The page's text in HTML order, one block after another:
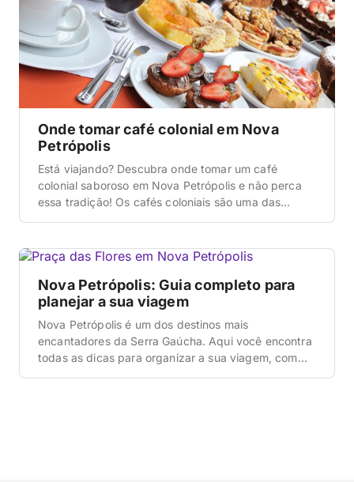
Onde tomar café colonial em Nova
Petrópolis
Está viajando? Descubra onde tomar um café
colonial saboroso em Nova Petrópolis e não perca
essa tradição! Os cafés coloniais são uma das
composto por dezenas de pratos entre pães, cucas,
bolos, tortas, embutidos e salgados. Ele funciona
[…]
Nova Petrópolis: Guia completo para
planejar a sua viagem
Nova Petrópolis é um dos destinos mais
encantadores da Serra Gaúcha. Aqui você encontra
todas as dicas para organizar a sua viagem, com